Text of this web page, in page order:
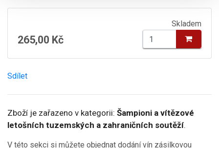
Skladem
265,00 Kč
Sdílet
Zboží je zařazeno v kategorii: Šampioni a vítězové
letošních tuzemských a zahraničních soutěží.
V této sekci si můžete objednat dodání vín zásilkovou